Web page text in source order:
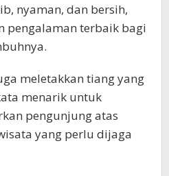
nyaman, dan bersih,
pengalaman terbaik bagi
meletakkan tiang yang
menarik untuk
pengunjung atas
yang perlu dijaga